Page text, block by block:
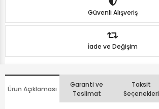
Güvenli Alışveriş
İade ve Değişim
Ürün Açıklaması
Garanti ve
Teslimat
Taksit
Seçenekleri